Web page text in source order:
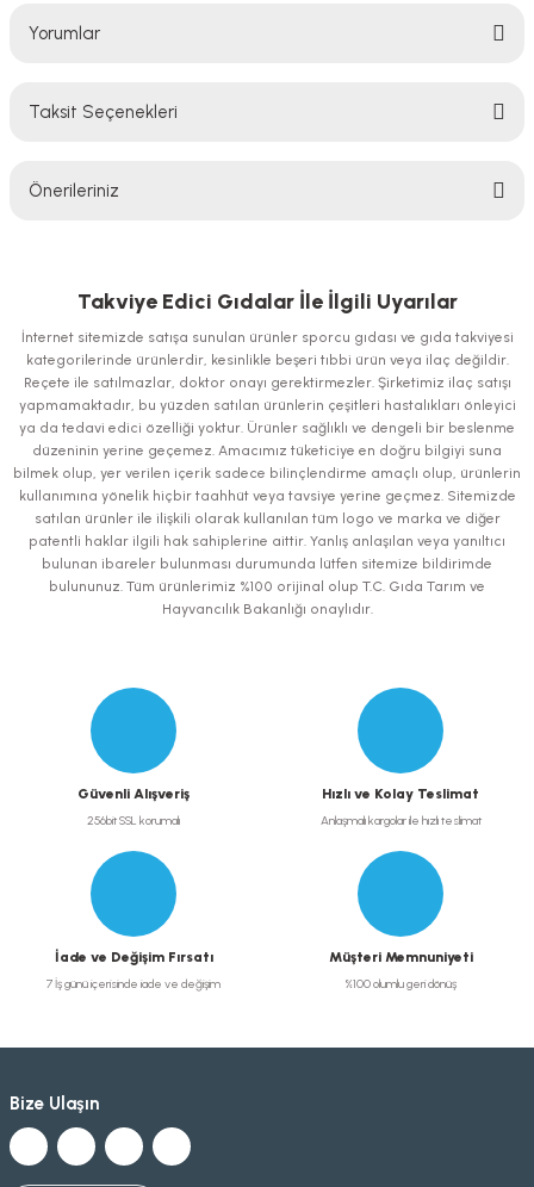
Yorumlar
Taksit Seçenekleri
Önerileriniz
iletebilirsiniz.
Görüş ve önerileriniz için teşekkür ederiz.
Ürün resmi kalitesiz, bozuk veya görüntülenemiyor.
Ürün açıklamasında eksik bilgiler bulunuyor.
Ürün bilgilerinde hatalar bulunuyor.
Ürün fiyatı diğer sitelerden daha pahalı.
Bu ürüne benzer farklı alternatifler olmalı.
Takviye Edici Gıdalar İle İlgili Uyarılar
İnternet sitemizde satışa sunulan ürünler sporcu gıdası ve gıda takviyesi
kategorilerinde ürünlerdir, kesinlikle beşeri tıbbi ürün veya ilaç değildir.
Reçete ile satılmazlar, doktor onayı gerektirmezler. Şirketimiz ilaç satışı
yapmamaktadır, bu yüzden satılan ürünlerin çeşitleri hastalıkları önleyici
ya da tedavi edici özelliği yoktur. Ürünler sağlıklı ve dengeli bir beslenme
düzeninin yerine geçemez. Amacımız tüketiciye en doğru bilgiyi suna
bilmek olup, yer verilen içerik sadece bilinçlendirme amaçlı olup, ürünlerin
kullanımına yönelik hiçbir taahhüt veya tavsiye yerine geçmez. Sitemizde
satılan ürünler ile ilişkili olarak kullanılan tüm logo ve marka ve diğer
patentli haklar ilgili hak sahiplerine aittir. Yanlış anlaşılan veya yanıltıcı
bulunan ibareler bulunması durumunda lütfen sitemize bildirimde
bulununuz. Tüm ürünlerimiz %100 orijinal olup T.C. Gıda Tarım ve
Hayvancılık Bakanlığı onaylıdır.
Güvenli Alışveriş
256bit SSL korumalı
Hızlı ve Kolay Teslimat
Anlaşmalı kargolar ile hızlı teslimat
İade ve Değişim Fırsatı
7 İş günü içerisinde iade ve değişim
Müşteri Memnuniyeti
%100 olumlu geri dönüş
Bize Ulaşın